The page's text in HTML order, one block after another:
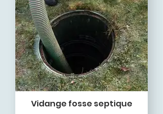
Vidange fosse septique